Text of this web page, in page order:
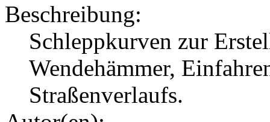
Beschreibung:
Schleppkurven zur
Wendehämmer,
Straßenverlaufs.